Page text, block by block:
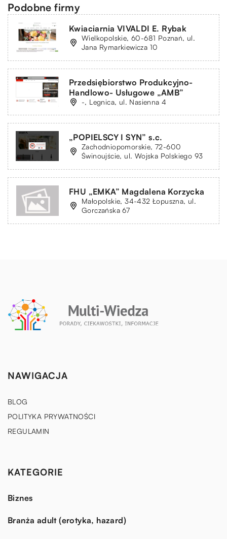
Podobne firmy
Kwiaciarnia VIVALDI E. Rybak
Wielkopolskie, 60-681 Poznań, ul.
Jana Rymarkiewicza 10
Przedsiębiorstwo Produkcyjno-
Handlowo- Usługowe „AMB”
-, Legnica, ul. Nasienna 4
„POPIELSCY I SYN” s.c.
Zachodniopomorskie, 72-600
Świnoujście, ul. Wojska Polskiego 93
FHU „EMKA” Magdalena Korzycka
Małopolskie, 34-432 Łopuszna, ul.
Gorczańska 67
NAWIGACJA
BLOG
POLITYKA PRYWATNOŚCI
REGULAMIN
KATEGORIE
Biznes
Branża adult (erotyka, hazard)